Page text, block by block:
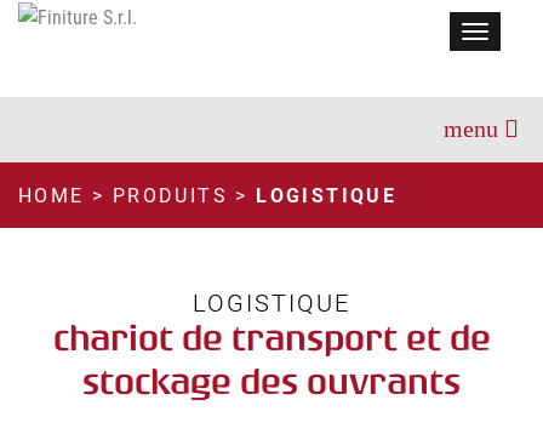
Menu
HOME > PRODUITS > LOGISTIQUE
LOGISTIQUE
chariot de transport et de
stockage des ouvrants